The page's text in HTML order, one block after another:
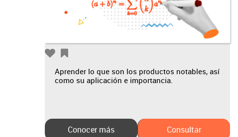
Aprender lo que son los productos notables, así
como su aplicación e importancia.
Conocer más Consultar